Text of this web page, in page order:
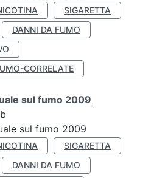
SIGARETTA
DANNI DA FUMO
CORRELATE
sul fumo 2009
sul fumo 2009
SIGARETTA
DANNI DA FUMO